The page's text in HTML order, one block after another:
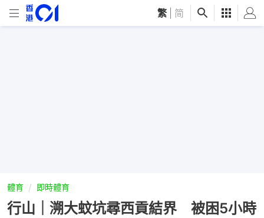
繁 简
體育 即時體育
行山｜溯大蚊坑尋西貢結界 被困5小時